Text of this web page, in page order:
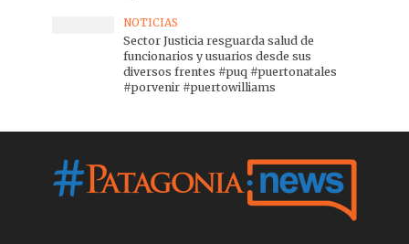
NOTICIAS
Sector Justicia resguarda salud de
funcionarios y usuarios desde sus
diversos frentes #puq #puertonatales
#porvenir #puertowilliams